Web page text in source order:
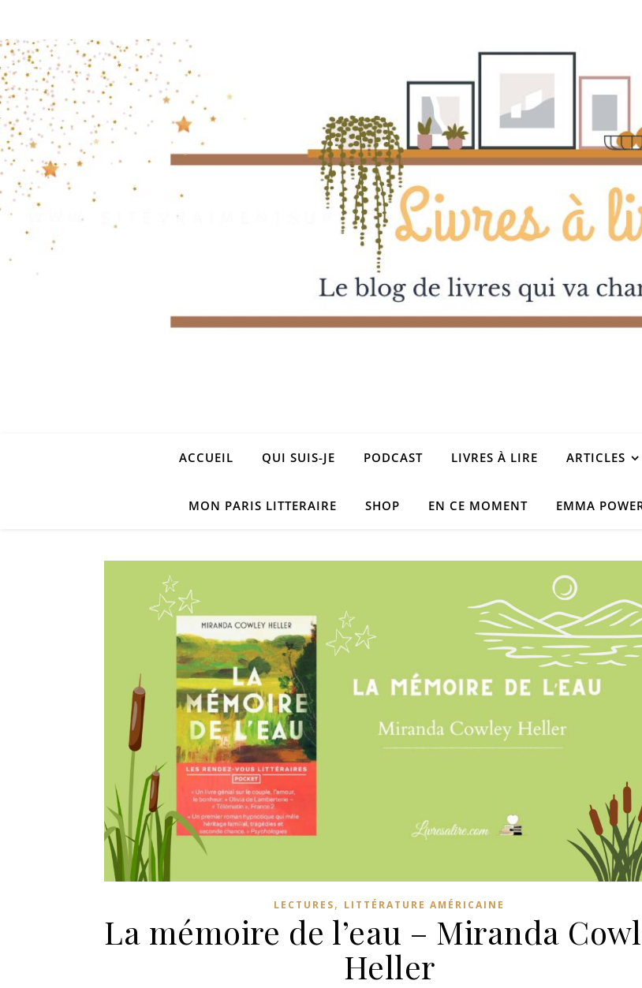
ACCUEIL QUI SUIS-JE PODCAST LIVRES À LIRE ARTICLES
MON PARIS LITTERAIRE SHOP EN CE MOMENT EMMA
LECTURES, LITTÉRATURE AMÉRICAINE
La mémoire de l’eau – Miranda
Heller